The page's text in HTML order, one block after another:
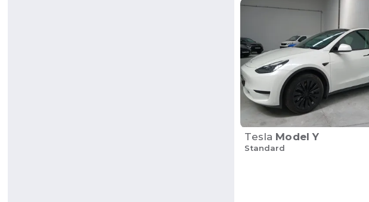
Tesla Model Y
Standard